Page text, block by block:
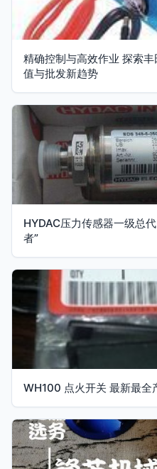
精确控制与高效作业 探索
值与批发新趋势
HYDAC压力传感器一级总
者”
WH100 点火开关 最新最全